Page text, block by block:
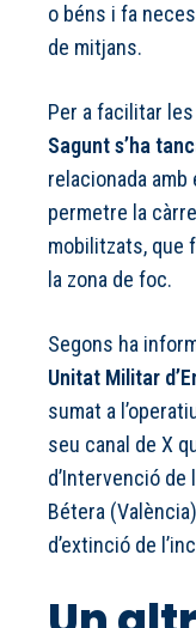
o béns i fa
de mitjans.
Per a facilitar
Sagunt s’ha
relacionada
permetre la
mobilitzats, que
la zona de foc.
Segons ha
Unitat Militar
sumat a
seu canal de X
d’Intervenció de
Bétera
d’extinció de